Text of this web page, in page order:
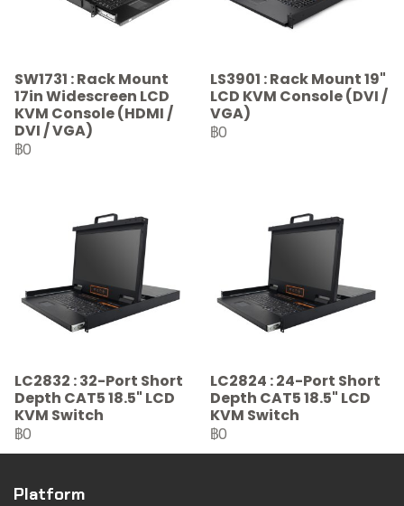
SW1731 : Rack Mount
17in Widescreen LCD
KVM Console (HDMI /
DVI / VGA)
฿0
LS3901 : Rack Mount 19"
LCD KVM Console (DVI /
VGA)
฿0
LC2832 : 32-Port Short
Depth CAT5 18.5" LCD
KVM Switch
฿0
LC2824 : 24-Port Short
Depth CAT5 18.5" LCD
KVM Switch
฿0
Platform